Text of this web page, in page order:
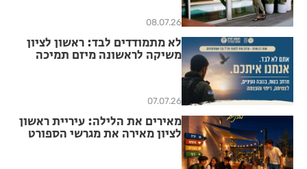
08.07.26
לא מתמודדים לבד: ראשון לציון
משיקה לראשונה מיזם תמיכה
07.07.26
מאירים את הלילה: עיריית ראשון
לציון מאירה את מגרשי הספורט